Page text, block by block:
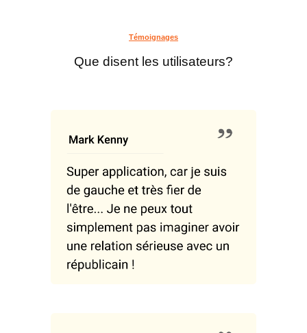
Témoignages
Que disent les utilisateurs?